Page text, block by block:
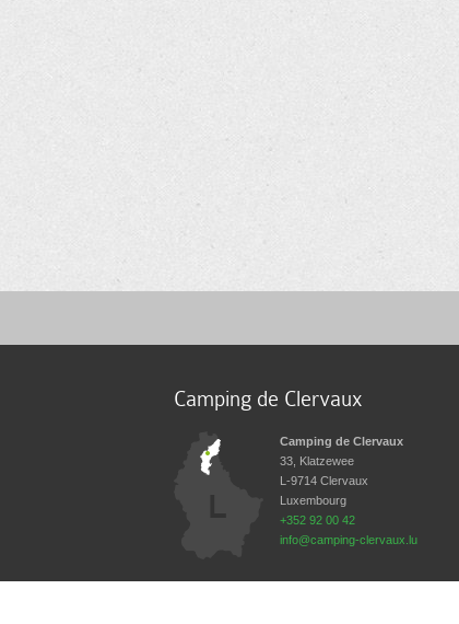
Camping de Clervaux
Camping de Clervaux
33, Klatzewee
L-9714 Clervaux
Luxembourg
+352 92 00 42
info@camping-clervaux.lu